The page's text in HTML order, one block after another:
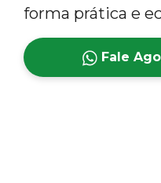
forma prática e
Fale